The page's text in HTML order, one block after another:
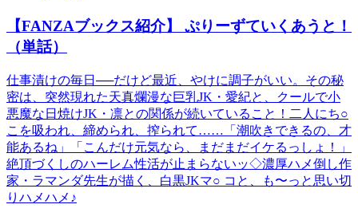
【FANZAブックス紹介】 ぷりーずていくあうと！
（単話）
仕事漬けの毎日──だけど最近、やけに調子がいい。その秘
密は、突然現れた天真爛漫な巨乳JK・愛紀と、クールで小
悪魔な日焼けJK・凛との関係が続いていること！二人にち○
こを吸われ、締められ、搾られて……「潮吹きできるの、才
能あるね」「こんだけ元気なら、まだまだイケるっしょ！」
絶頂づくしのハーレム性活が止まらないッ◇濃厚ハメ倒し作
家・ラマンダ先生が描く、白黒JKマ○ コと、も〜っと思い切
りハメハメ♪